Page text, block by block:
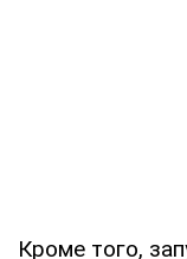
Кроме того,